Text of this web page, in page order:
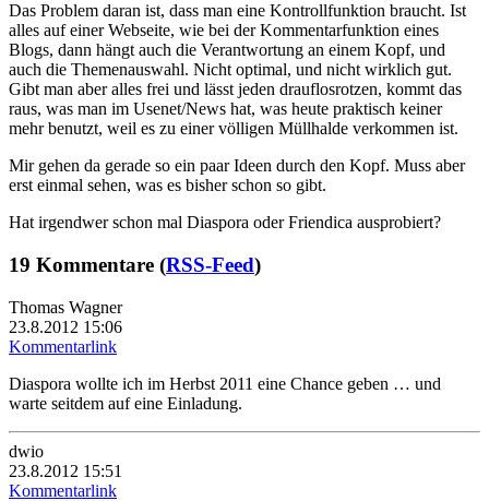
Das Problem daran ist, dass man eine Kontrollfunktion braucht. Ist
alles auf einer Webseite, wie bei der Kommentarfunktion eines
Blogs, dann hängt auch die Verantwortung an einem Kopf, und
auch die Themenauswahl. Nicht optimal, und nicht wirklich gut.
Gibt man aber alles frei und lässt jeden drauflosrotzen, kommt das
raus, was man im Usenet/News hat, was heute praktisch keiner
mehr benutzt, weil es zu einer völligen Müllhalde verkommen ist.
Mir gehen da gerade so ein paar Ideen durch den Kopf. Muss aber
erst einmal sehen, was es bisher schon so gibt.
Hat irgendwer schon mal Diaspora oder Friendica ausprobiert?
19 Kommentare (RSS-Feed)
Thomas Wagner
23.8.2012 15:06
Kommentarlink
Diaspora wollte ich im Herbst 2011 eine Chance geben … und
warte seitdem auf eine Einladung.
dwio
23.8.2012 15:51
Kommentarlink